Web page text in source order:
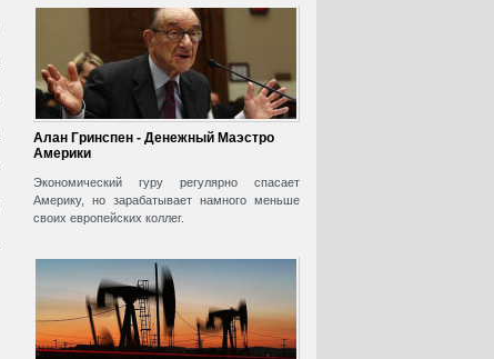
Алан Гринспен - Денежный Маэстро
Америки
Экономический гуру регулярно спасает
Америку, но зарабатывает намного меньше
своих европейских коллег.